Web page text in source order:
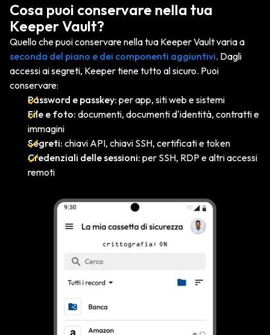
Cosa puoi conservare nella tua
Keeper Vault?
Quello che puoi conservare nella tua Keeper Vault varia a
seconda del piano e dei componenti aggiuntivi. Dagli
accessi ai segreti, Keeper tiene tutto al sicuro. Puoi
conservare:
Password e passkey: per app, siti web e sistemi
File e foto: documenti, documenti d'identità, contratti e
immagini
Segreti: chiavi API, chiavi SSH, certificati e token
Credenziali delle sessioni: per SSH, RDP e altri accessi
remoti